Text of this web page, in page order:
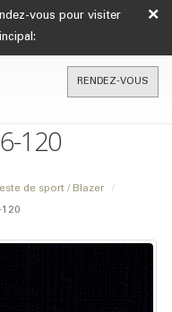
vous pour visiter
×
RENDEZ-VOUS
120
de sport / Blazer
120